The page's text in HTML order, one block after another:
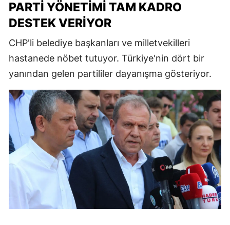
PARTI YÖNETIMI TAM KADRO
DESTEK VERIYOR
CHP'li belediye başkanları ve milletvekilleri
hastanede nöbet tutuyor. Türkiye'nin dört bir
yanından gelen partililer dayanışma gösteriyor.